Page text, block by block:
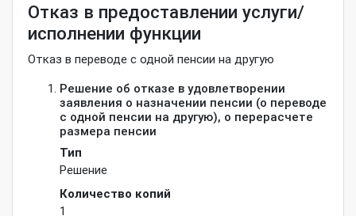
Отказ в предоставлении услуги/
исполнении функции
Отказ в переводе с одной пенсии на другую
Решение об отказе в удовлетворении
заявления о назначении пенсии (о переводе
с одной пенсии на другую), о перерасчете
размера пенсии
Тип
Решение
Количество копий
1